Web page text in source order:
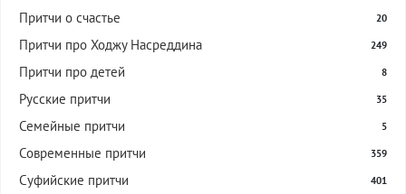
Притчи о счастье 20
Притчи про Ходжу Насреддина 249
Притчи про детей 8
Русские притчи 35
Семейные притчи 5
Современные притчи 359
Суфийские притчи 401